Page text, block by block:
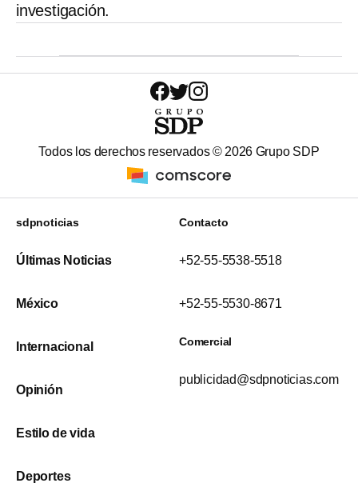
investigación.
Todos los derechos reservados ©2026 Grupo SDP
sdpnoticias
Últimas Noticias
México
Internacional
Opinión
Estilo de vida
Deportes
Contacto
+52-55-5538-5518
+52-55-5530-8671
Comercial
publicidad@sdpnoticias.com